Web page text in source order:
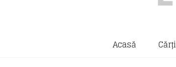
Acasă Cărți